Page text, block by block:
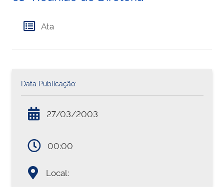
Ata
Data Publicação:
27/03/2003
00:00
Local: